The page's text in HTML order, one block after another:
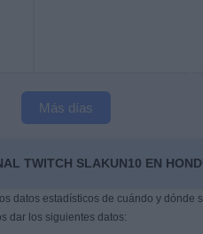
Más días
TWITCH SLAKUN10 EN
datos estadísticos de cuándo y dónde
dar los siguientes datos: